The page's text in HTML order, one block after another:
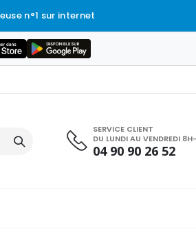
n°1 sur internet
SERVICE CLIENT
DU LUNDI AU VENDREDI
04 90 90 26 52